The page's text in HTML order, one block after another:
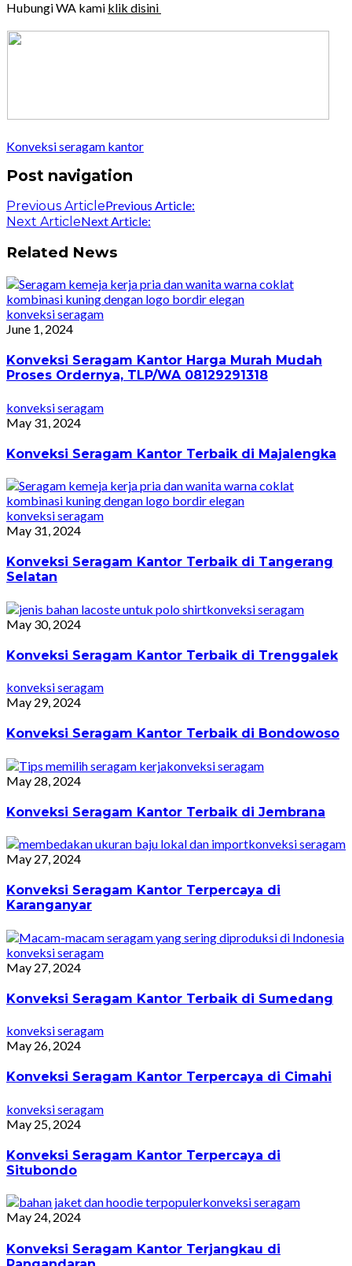
Hubungi WA kami klik disini
Konveksi seragam kantor
Post navigation
Previous ArticlePrevious Article:
Next ArticleNext Article:
Related News
konveksi seragam
June 1, 2024
Konveksi Seragam Kantor Harga Murah Mudah
Proses Ordernya, TLP/WA 08129291318
konveksi seragam
May 31, 2024
Konveksi Seragam Kantor Terbaik di Majalengka
konveksi seragam
May 31, 2024
Konveksi Seragam Kantor Terbaik di Tangerang
Selatan
konveksi seragam
May 30, 2024
Konveksi Seragam Kantor Terbaik di Trenggalek
konveksi seragam
May 29, 2024
Konveksi Seragam Kantor Terbaik di Bondowoso
konveksi seragam
May 28, 2024
Konveksi Seragam Kantor Terbaik di Jembrana
konveksi seragam
May 27, 2024
Konveksi Seragam Kantor Terpercaya di
Karanganyar
konveksi seragam
May 27, 2024
Konveksi Seragam Kantor Terbaik di Sumedang
konveksi seragam
May 26, 2024
Konveksi Seragam Kantor Terpercaya di Cimahi
konveksi seragam
May 25, 2024
Konveksi Seragam Kantor Terpercaya di
Situbondo
konveksi seragam
May 24, 2024
Konveksi Seragam Kantor Terjangkau di